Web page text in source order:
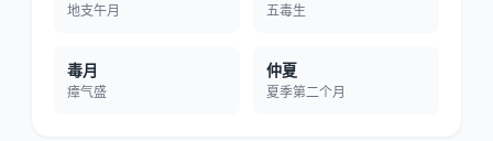
地支午月 五毒生
毒月
瘴气盛
仲夏
夏季第二个月